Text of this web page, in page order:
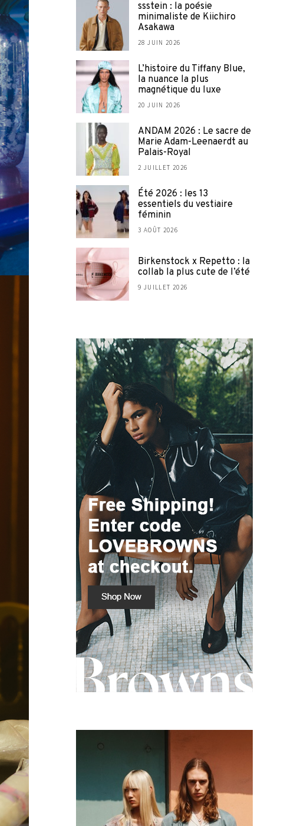
ssstein : la poésie
minimaliste de Kiichiro
Asakawa
28 JUIN 2026
L’histoire du Tiffany Blue,
la nuance la plus
magnétique du luxe
20 JUIN 2026
ANDAM 2026 : Le sacre de
Marie Adam-Leenaerdt au
Palais-Royal
2 JUILLET 2026
Été 2026 : les 13
essentiels du vestiaire
féminin
3 AOÛT 2026
Birkenstock x Repetto : la
collab la plus cute de l’été
9 JUILLET 2026